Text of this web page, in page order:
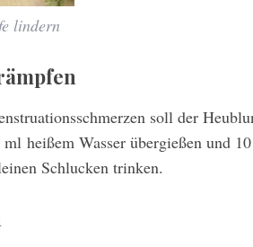
lindern
soll der
heißem Wasser übergießen und
Schlucken trinken.